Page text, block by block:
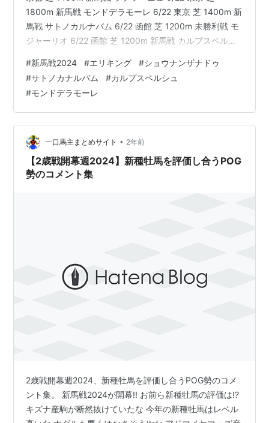
1800m 新馬戦 モンドデラモーレ 6/22 東京 芝 1400m 新
馬戦 サトノカルナバム 6/22 函館 芝 1200m 未勝利戦 モ
ジャーリオ 6/22 函館 芝 1200m 新馬戦 カルプスペルシ
東京 芝 1600m 新馬戦 ジョリーレーヌ 6/23 京都 芝
1800m 新馬戦 エリキング 6/23 函館 芝 1200m 新馬戦
ヤンキーバローズ クラシック路線での評価をしてい…
#新馬戦2024 #エリキング #ショウナンザナドゥ
#サトノカナルバム #カルプスペルシュ
#モンドデラモーレ
一口馬主まとめサイト • 2年前
【2歳戦開幕週2024】新種牡馬を評価し合うPOG
勢のコメント集
2歳戦開幕週2024、新種牡馬を評価し合うPOG勢のコメ
ント集。 新馬戦2024が開幕!! お前ら新種牡馬の評価は!?
キズナ産駒が断然抜けていたな 今年の新種牡馬はレベル